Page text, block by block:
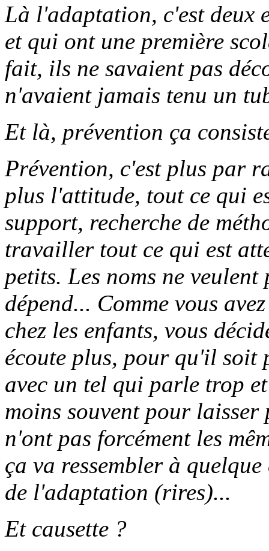
Là l'adaptation, c'est deux
et qui ont une première
fait, ils ne savaient pas
n'avaient jamais tenu un
Et là, prévention ça
Prévention, c'est plus par
plus l'attitude, tout ce qui
support, recherche de
travailler tout ce qui est
petits. Les noms ne
dépend... Comme vous
chez les enfants, vous
écoute plus, pour qu'il soit
avec un tel qui parle trop
moins souvent pour
n'ont pas forcément les
ça va ressembler à
de l'adaptation (rires)...
Et causette ?